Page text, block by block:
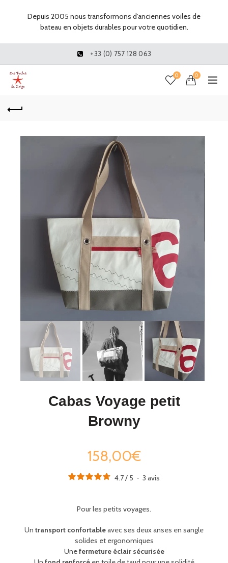
+33 (0) 757 128 063
0 0
Cabas Voyage petit
Browny
158,00€
4.7/ 5 - 3 avis
Pour les petits voyages.
Un transport confortableavec ses deux anses en sangle
solides et ergonomiques
Unefermeture éclair sécurisée
Depuis 2005 nous transformons d’anciennes voiles de
bateau en objets durables pour votre quotidien.